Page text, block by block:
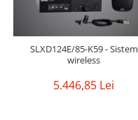
SLXD124E/85-K59 - Sistem
wireless
5.446,85 Lei